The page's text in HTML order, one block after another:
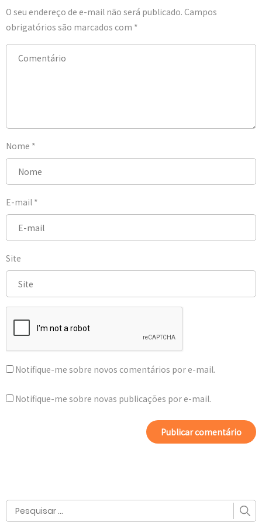
O seu endereço de e-mail não será publicado. Campos
obrigatórios são marcados com *
Nome *
E-mail *
Site
Notifique-me sobre novos comentários por e-mail.
Notifique-me sobre novas publicações por e-mail.